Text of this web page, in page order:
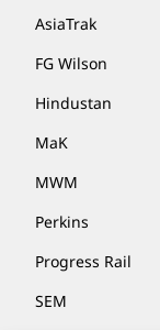
AsiaTrak
FG Wilson
Hindustan
MaK
MWM
Perkins
Progress Rail
SEM